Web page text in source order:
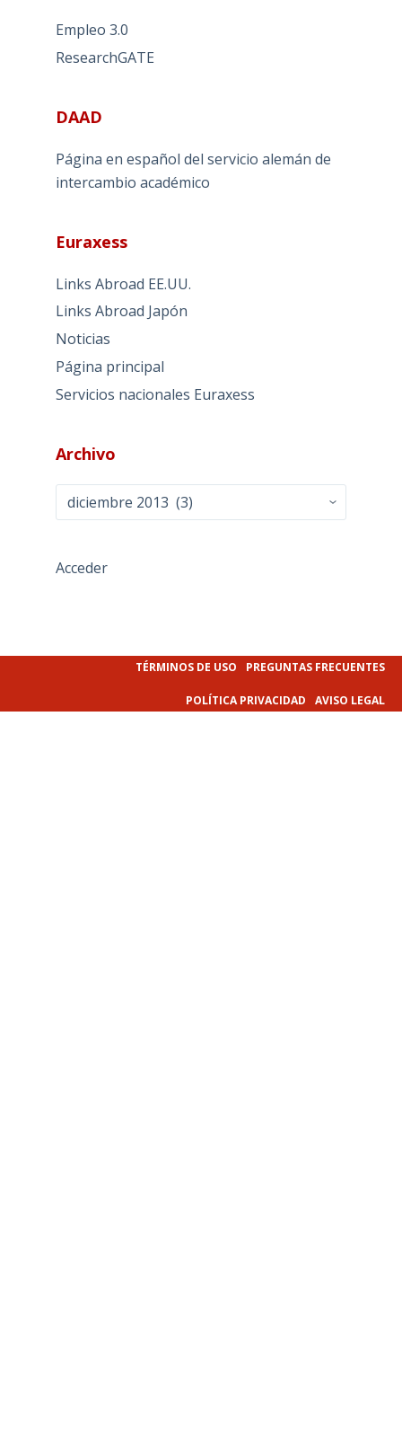
Empleo 3.0
ResearchGATE
DAAD
Página en español del servicio alemán de
intercambio académico
Euraxess
Links Abroad EE.UU.
Links Abroad Japón
Noticias
Página principal
Servicios nacionales Euraxess
Archivo
Archivo
Acceder
TÉRMINOS DE USO PREGUNTAS FRECUENTES
POLÍTICA PRIVACIDAD AVISO LEGAL